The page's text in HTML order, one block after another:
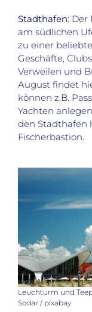
Stadthafen: Der
am südlichen
zu einer
Geschäfte,
Verweilen und
August findet
können z.B.
Yachten
den Stadthafen
Fischerbastion.
Leuchturm und
Sodar / pixabay